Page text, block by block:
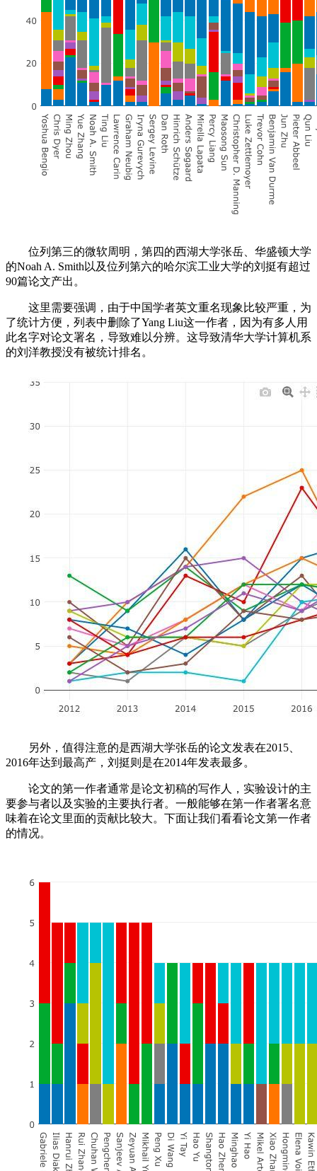
位列第三的微软周明，第四的西湖大学张岳、华盛顿大学
的Noah A. Smith以及位列第六的哈尔滨工业大学的刘挺有超过
90篇论文产出。
这里需要强调，由于中国学者英文重名现象比较严重，为
了统计方便，列表中删除了Yang Liu这一作者，因为有多人用
此名字对论文署名，导致难以分辨。这导致清华大学计算机系
的刘洋教授没有被统计排名。
另外，值得注意的是西湖大学张岳的论文发表在2015、
2016年达到最高产，刘挺则是在2014年发表最多。
论文的第一作者通常是论文初稿的写作人，实验设计的主
要参与者以及实验的主要执行者。一般能够在第一作者署名意
味着在论文里面的贡献比较大。下面让我们看看论文第一作者
的情况。